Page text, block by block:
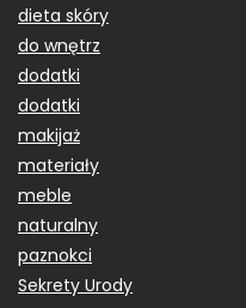
dieta skóry
do wnętrz
dodatki
dodatki
makijaż
materiały
meble
naturalny
paznokci
Sekrety Urody